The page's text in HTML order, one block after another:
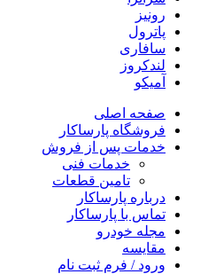
رونیز
پاترول
سافاری
لندکروز
آمیکو
صفحه اصلی
فروشگاه پارساکار
خدمات پس از فروش
خدمات فنی
تامین قطعات
درباره پارساکار
تماس با پارساکار
مجله خودرو
مقایسه
ورود / فرم ثبت نام